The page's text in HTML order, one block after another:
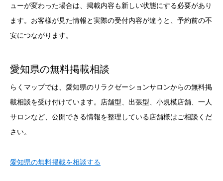
ューが変わった場合は、掲載内容も新しい状態にする必要があり
ます。お客様が見た情報と実際の受付内容が違うと、予約前の不
安につながります。
愛知県の無料掲載相談
らくマップでは、愛知県のリラクゼーションサロンからの無料掲
載相談を受け付けています。店舗型、出張型、小規模店舗、一人
サロンなど、公開できる情報を整理している店舗様はご相談くだ
さい。
愛知県の無料掲載を相談する